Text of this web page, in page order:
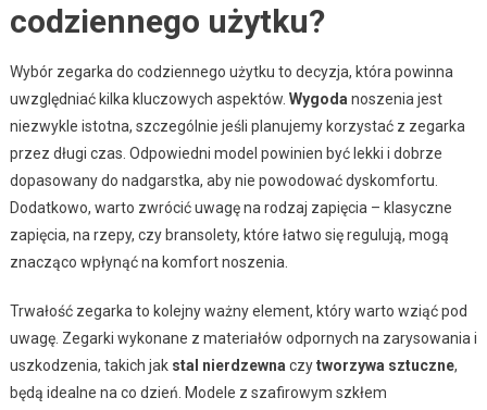
codziennego użytku?
Wybór zegarka do codziennego użytku to decyzja, która powinna
uwzględniać kilka kluczowych aspektów. Wygoda noszenia jest
niezwykle istotna, szczególnie jeśli planujemy korzystać z zegarka
przez długi czas. Odpowiedni model powinien być lekki i dobrze
dopasowany do nadgarstka, aby nie powodować dyskomfortu.
Dodatkowo, warto zwrócić uwagę na rodzaj zapięcia – klasyczne
zapięcia, na rzepy, czy bransolety, które łatwo się regulują, mogą
znacząco wpłynąć na komfort noszenia.
Trwałość zegarka to kolejny ważny element, który warto wziąć pod
uwagę. Zegarki wykonane z materiałów odpornych na zarysowania i
uszkodzenia, takich jak stal nierdzewna czytworzywa sztuczne,
będą idealne na co dzień. Modele z szafirowym szkłem